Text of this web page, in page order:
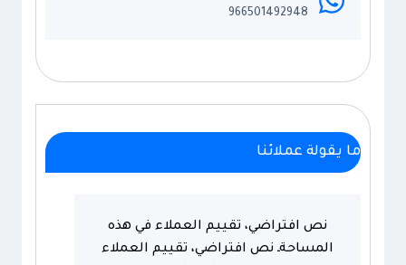
966501492948
ما يقولة عملائنا
نص افتراضي، تقييم العملاء في هذه
المساحةـ نص افتراضي، تقييم العملاء